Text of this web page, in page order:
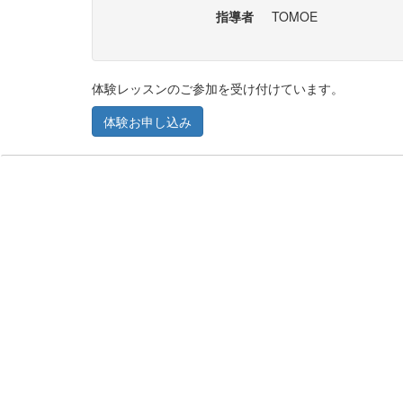
指導者
TOMOE
体験レッスンのご参加を受け付けています。
体験お申し込み